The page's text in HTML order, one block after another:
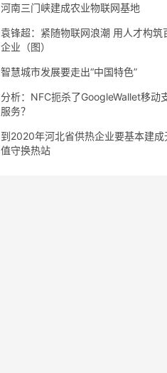
河南三门峡建成农业物联网基地
袁锋超：紧随物联网浪潮 用人才构筑
企业（图）
智慧城市发展要走出“中国特色”
分析：NFC扼杀了GoogleWallet移动
服务？
到2020年河北省供热企业要基本建成
值守换热站